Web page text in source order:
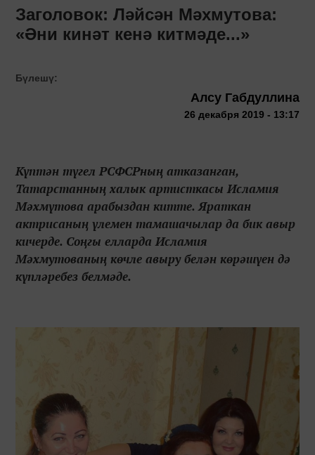
Заголовок: Ләйсән Мәхмутова:
«Әни кинәт кенә китмәде...»
Бүлешү:
Алсу Габдуллина
26 декабря 2019 - 13:17
Күптән түгел РСФСРның атказанган,
Татарстанның халык артисткасы Исламия
Мәхмүтова арабыздан китте. Яраткан
актрисаның үлемен тамашачылар да бик авыр
кичерде. Соңгы елларда Исламия
Мәхмутованың көчле авыру белән көрәшүен дә
күпләребез белмәде.